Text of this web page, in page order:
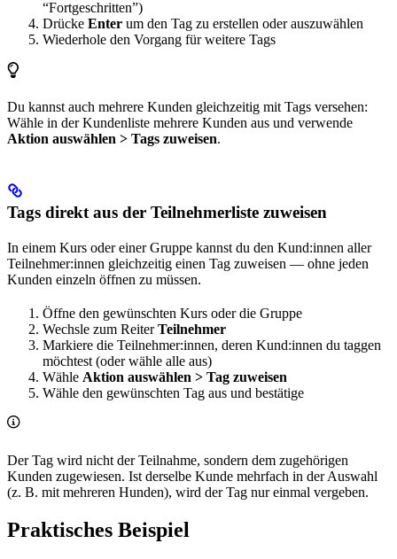
“Fortgeschritten”)
Drücke Enter um den Tag zu erstellen oder auszuwählen
Wiederhole den Vorgang für weitere Tags
Du kannst auch mehrere Kunden gleichzeitig mit Tags versehen:
Wähle in der Kundenliste mehrere Kunden aus und verwende
Aktion auswählen > Tags zuweisen.
Tags direkt aus der Teilnehmerliste zuweisen
In einem Kurs oder einer Gruppe kannst du den Kund:innen aller
Teilnehmer:innen gleichzeitig einen Tag zuweisen — ohne jeden
Kunden einzeln öffnen zu müssen.
Öffne den gewünschten Kurs oder die Gruppe
Wechsle zum ReiterTeilnehmer
Markiere die Teilnehmer:innen, deren Kund:innen du taggen
möchtest (oder wähle alle aus)
Wähle Aktion auswählen > Tag zuweisen
Wähle den gewünschten Tag aus und bestätige
Der Tag wird nicht der Teilnahme, sondern dem zugehörigen
Kunden zugewiesen. Ist derselbe Kunde mehrfach in der Auswahl
(z. B. mit mehreren Hunden), wird der Tag nur einmal vergeben.
Praktisches Beispiel